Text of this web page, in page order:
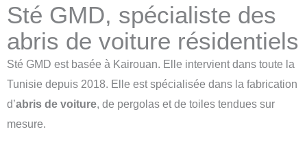
Sté GMD, spécialiste des
abris de voiture résidentiels
Sté GMD est basée à Kairouan. Elle intervient dans toute la
Tunisie depuis 2018. Elle est spécialisée dans la fabrication
d’abris de voiture, de pergolas et de toiles tendues sur
mesure.